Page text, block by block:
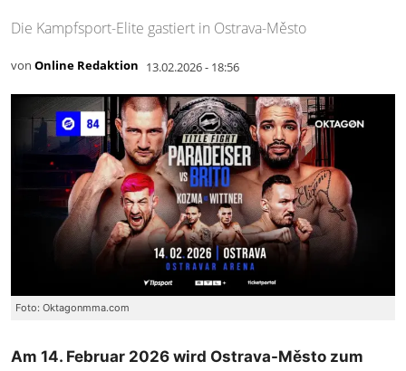
Die Kampfsport-Elite gastiert in Ostrava-Město
von Online Redaktion 13.02.2026 - 18:56
Foto: Oktagonmma.com
Am 14. Februar 2026 wird Ostrava-Město zum